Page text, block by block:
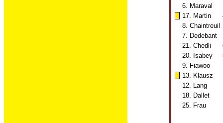
6. Maraval
17. Martin
8. Chaintreuil
7. Dedebant
21. Chedli
20. Isabey
9. Fiawoo
13. Klausz
12. Lang
18. Dallet
25. Frau